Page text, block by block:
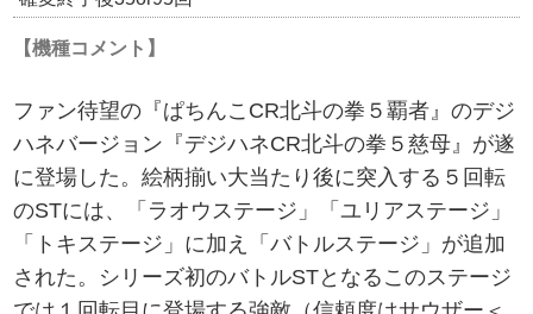
【機種コメント】
ファン待望の『ぱちんこCR北斗の拳５覇者』のデジ
ハネバージョン『デジハネCR北斗の拳５慈母』が遂
に登場した。絵柄揃い大当たり後に突入する５回転
のSTには、「ラオウステージ」「ユリアステージ」
「トキステージ」に加え「バトルステージ」が追加
された。シリーズ初のバトルSTとなるこのステージ